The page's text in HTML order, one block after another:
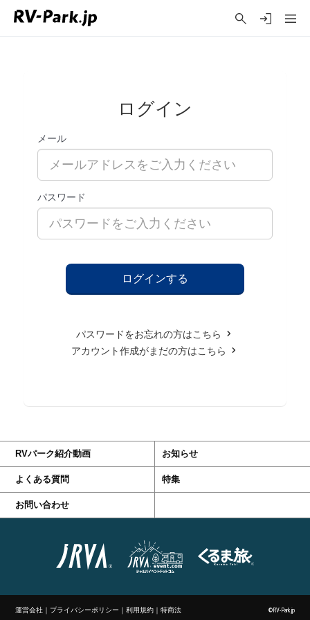
ログイン
メール
パスワード
パスワードをお忘れの方はこちら
アカウント作成がまだの方はこちら
RVパーク紹介動画 お知らせ
よくある質問 特集
お問い合わせ
運営会社 ｜ プライバシーポリシー ｜利用規約 ｜特商法 ©RV-Park.jp